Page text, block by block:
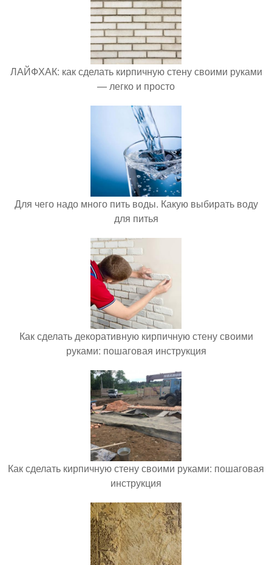
ЛАЙФХАК: как сделать кирпичную стену своими руками
— легко и просто
Для чего надо много пить воды. Какую выбирать воду
для питья
Как сделать декоративную кирпичную стену своими
руками: пошаговая инструкция
Как сделать кирпичную стену своими руками: пошаговая
инструкция